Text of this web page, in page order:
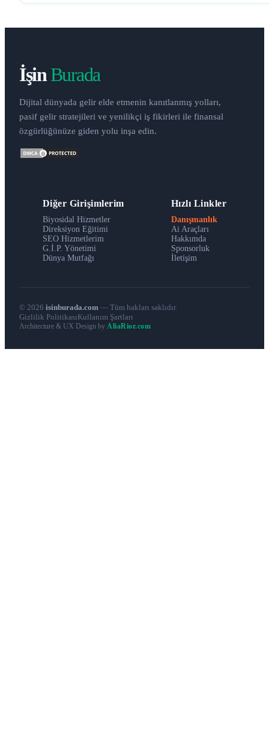
İşinBurada
Dijital dünyada gelir elde etmenin kanıtlanmış yolları,
pasif gelir stratejileri ve yenilikçi iş fikirleri ile finansal
özgürlüğünüze giden yolu inşa edin.
Diğer Girişimlerim
Biyosidal Hizmetler
Direksiyon Eğitimi
SEO Hizmetlerim
G.İ.P. Yönetimi
Dünya Mutfağı
Hızlı Linkler
Danışmanlık
Ai Araçları
Hakkımda
Sponsorluk
İletişim
© 2026 isinburada.com — Tüm hakları saklıdır.
Gizlilik PolitikasıKullanım Şartları
Architecture & UX Design by AliaRior.com